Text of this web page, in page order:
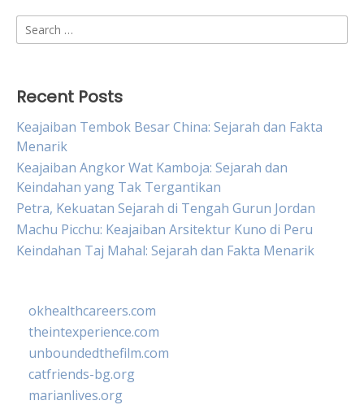
Search
for:
Recent Posts
Keajaiban Tembok Besar China: Sejarah dan Fakta
Menarik
Keajaiban Angkor Wat Kamboja: Sejarah dan
Keindahan yang Tak Tergantikan
Petra, Kekuatan Sejarah di Tengah Gurun Jordan
Machu Picchu: Keajaiban Arsitektur Kuno di Peru
Keindahan Taj Mahal: Sejarah dan Fakta Menarik
okhealthcareers.com
theintexperience.com
unboundedthefilm.com
catfriends-bg.org
marianlives.org